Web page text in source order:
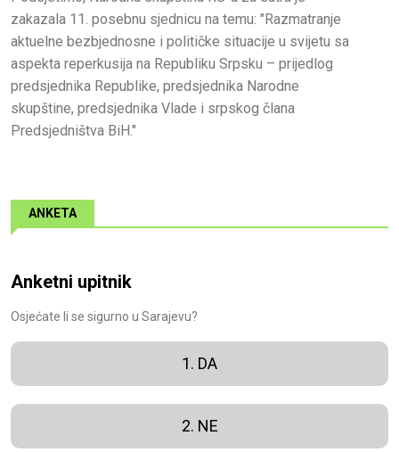
zakazala 11. posebnu sjednicu na temu: "Razmatranje
aktuelne bezbjednosne i političke situacije u svijetu sa
aspekta reperkusija na Republiku Srpsku – prijedlog
predsjednika Republike, predsjednika Narodne
skupštine, predsjednika Vlade i srpskog člana
Predsjedništva BiH."
ANKETA
Anketni upitnik
Osjećate li se sigurno u Sarajevu?
1. DA
2. NE